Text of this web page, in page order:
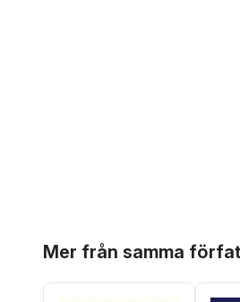
Mer från samma